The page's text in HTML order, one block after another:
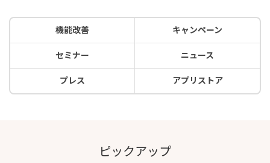
機能改善 キャンペーン
セミナー ニュース
プレス アプリストア
ピックアップ